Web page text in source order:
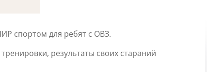
спортом для ребят с ОВЗ.
результаты своих стараний